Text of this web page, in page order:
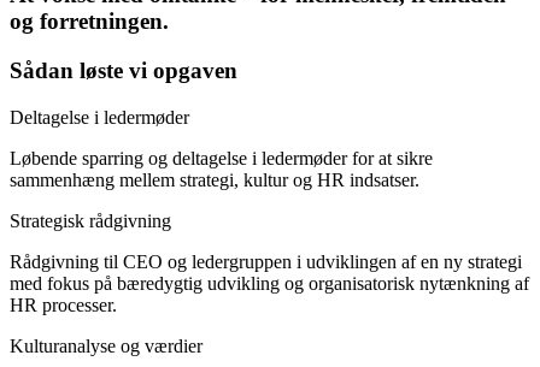
og forretningen.
Sådan løste vi opgaven
Deltagelse i ledermøder
Løbende sparring og deltagelse i ledermøder for at sikre
sammenhæng mellem strategi, kultur og HR indsatser.
Strategisk rådgivning
Rådgivning til CEO og ledergruppen i udviklingen af en ny strategi
med fokus på bæredygtig udvikling og organisatorisk nytænkning af
HR processer.
Kulturanalyse og værdier